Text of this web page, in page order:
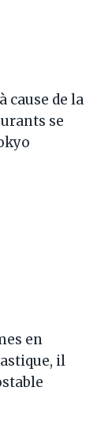
cause de la
se
en
il